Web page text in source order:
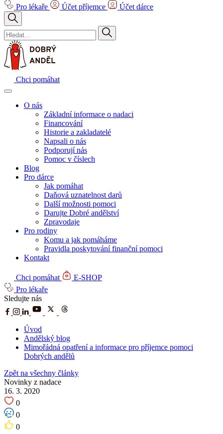
Pro lékaře
Účet příjemce Účet dárce
Chci pomáhat
O nás
Základní informace o nadaci
Financování
Historie a zakladatelé
Napsali o nás
Podporují nás
Pomoc v číslech
Blog
Pro dárce
Jak pomáhat
Daňová uznatelnost darů
Další možnosti pomoci
Darujte Dobré andělství
Zpravodaje
Pro rodiny
Komu a jak pomáháme
Pravidla poskytování finanční pomoci
Kontakt
Chci pomáhat
E-SHOP
Pro lékaře
Sledujte nás
Úvod
Andělský blog
Mimořádná opatření a informace pro příjemce pomoci
Dobrých andělů
Zpět na všechny články
Novinky z nadace
16. 3. 2020
0
0
0